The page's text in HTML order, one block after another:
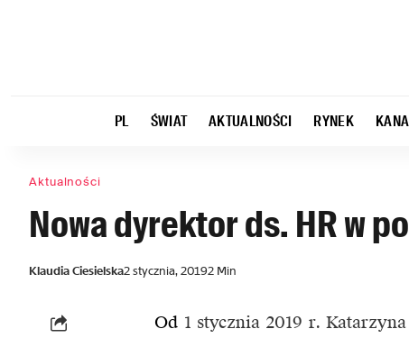
PL ŚWIAT AKTUALNOŚCI RYNEK
Aktualności
Nowa dyrektor ds. HR w
Klaudia Ciesielska2 stycznia, 20192 Min
Od1 stycznia 2019 r. Katarzyna